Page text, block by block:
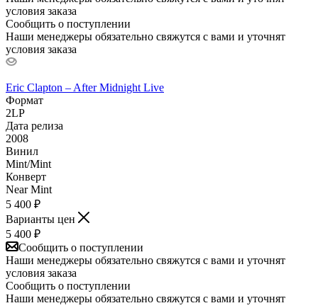
условия заказа
Сообщить о поступлении
Наши менеджеры обязательно свяжутся с вами и уточнят
условия заказа
Eric Clapton – After Midnight Live
Формат
2LP
Дата релиза
2008
Винил
Mint/Mint
Конверт
Near Mint
5 400 ₽
Варианты цен
5 400 ₽
Сообщить о поступлении
Наши менеджеры обязательно свяжутся с вами и уточнят
условия заказа
Сообщить о поступлении
Наши менеджеры обязательно свяжутся с вами и уточнят